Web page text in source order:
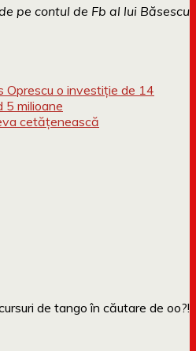
pe contul de Fb al lui Băsescu
Oprescu o investiție de 14
5 milioane
cetățenească
de tango în căutare de oo?!